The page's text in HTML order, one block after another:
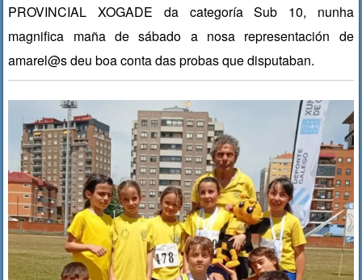
PROVINCIAL XOGADE da categoría Sub 10, nunha
magnifica maña de sábado a nosa representación de
amarel@s deu boa conta das probas que disputaban.